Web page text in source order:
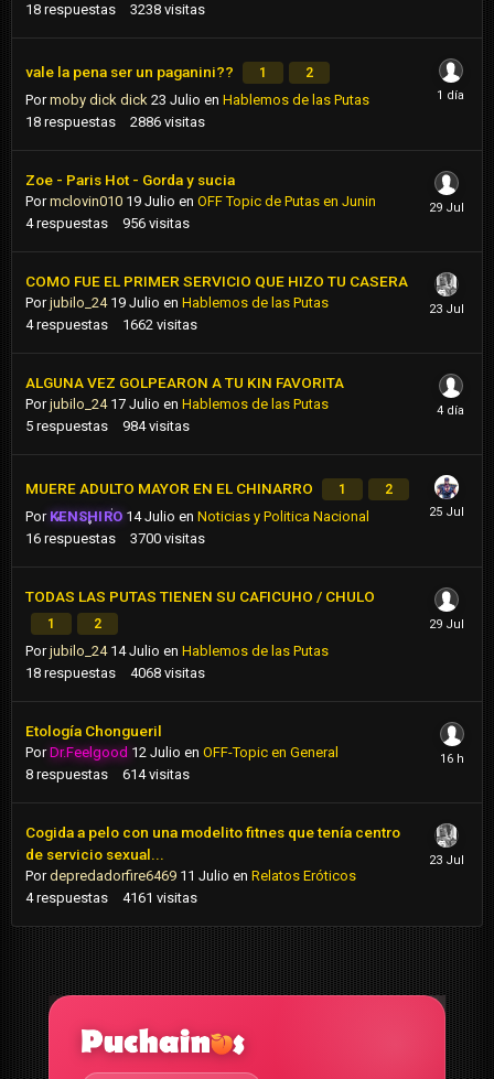
18 respuestas 3238 visitas
vale la pena ser un paganini?? 1 2
Pormoby dick dick 23 Julio en Hablemos de las Putas
18 respuestas 2886 visitas
Zoe - Paris Hot - Gorda y sucia
Pormclovin010 19 Julio en OFF Topic de Putas en Junin
4 respuestas 956 visitas
COMO FUE EL PRIMER SERVICIO QUE HIZO TU CASERA
Porjubilo_24 19 Julio en Hablemos de las Putas
4 respuestas 1662 visitas
ALGUNA VEZ GOLPEARON A TU KIN FAVORITA
Porjubilo_24 17 Julio en Hablemos de las Putas
5 respuestas 984 visitas
MUERE ADULTO MAYOR EN EL CHINARRO 1 2
Por KENSHIRO 14 Julio enNoticias y Politica Nacional
16 respuestas 3700 visitas
TODAS LAS PUTAS TIENEN SU CAFICUHO / CHULO
1 2
Porjubilo_24 14 Julio en Hablemos de las Putas
18 respuestas 4068 visitas
Etología Chongueril
PorDr.Feelgood 12 Julio en OFF-Topic en General
8 respuestas 614 visitas
Cogida a pelo con una modelito fitnes que tenía centro
de servicio sexual...
Pordepredadorfire6469 11 Julio en Relatos Eróticos
4 respuestas 4161 visitas